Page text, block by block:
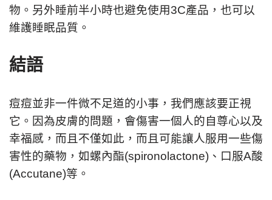
物。另外睡前半小時也避免使用3C產品，也可以
維護睡眠品質。
結語
痘痘並非一件微不足道的小事，我們應該要正視
它。因為皮膚的問題，會傷害一個人的自尊心以及
幸福感，而且不僅如此，而且可能讓人服用一些傷
害性的藥物，如螺內酯(spironolactone)、口服A酸
(Accutane)等。